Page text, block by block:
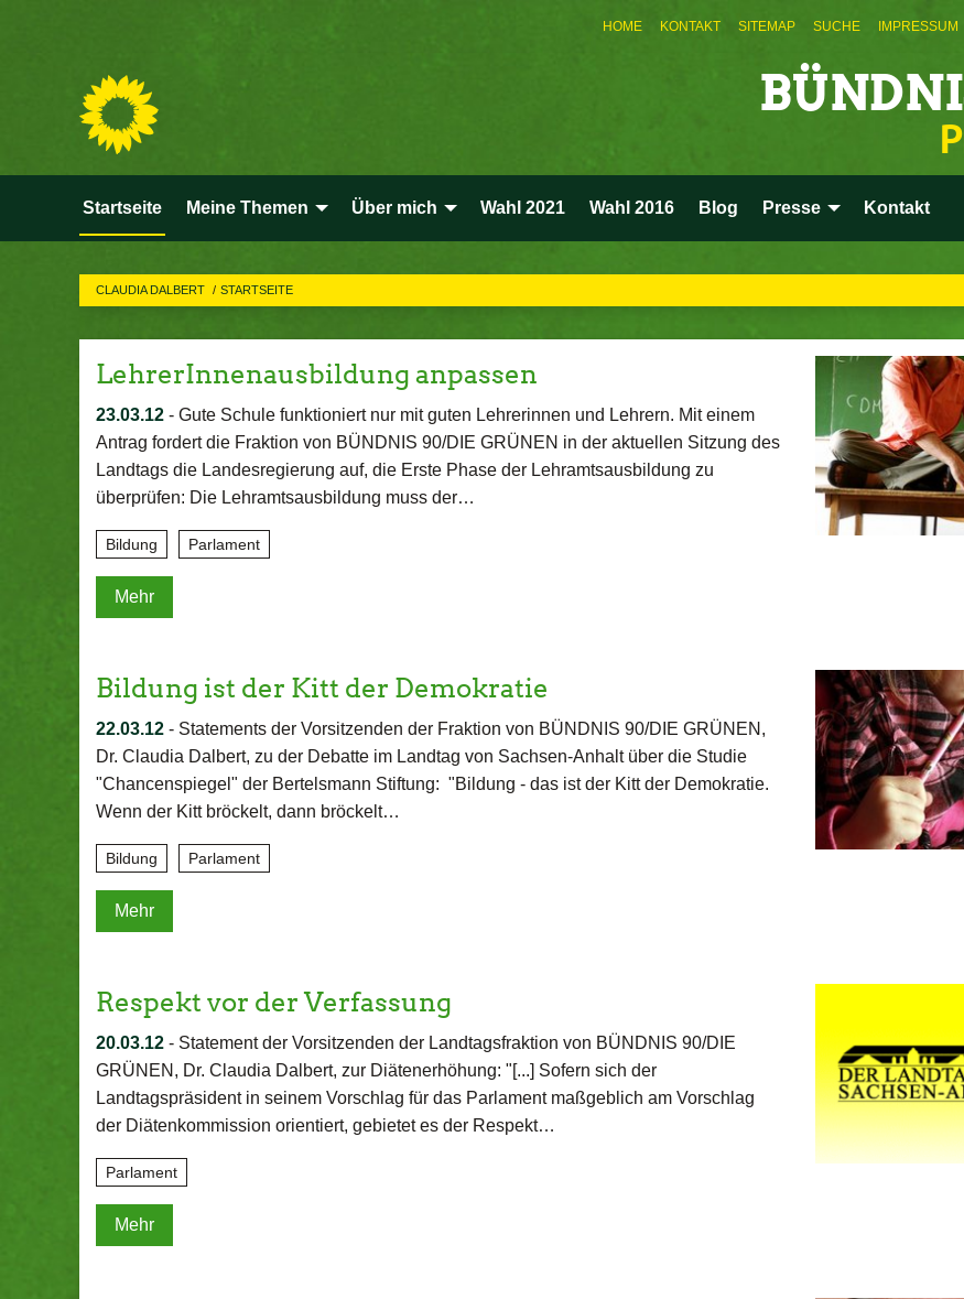
HOME KONTAKT SITEMAP SUCHE IMPRESSUM
Startseite Meine Themen Über mich Wahl 2021 Wahl 2016 Blog Presse Kontakt
CLAUDIA DALBERT STARTSEITE
LehrerInnenausbildung anpassen
23.03.12 - Gute Schule funktioniert nur mit guten Lehrerinnen und Lehrern. Mit einem
Antrag fordert die Fraktion von BÜNDNIS 90/DIE GRÜNEN in der aktuellen Sitzung des
Landtags die Landesregierung auf, die Erste Phase der Lehramtsausbildung zu
überprüfen: Die Lehramtsausbildung muss der…
Bildung Parlament
Mehr
Bildung ist der Kitt der Demokratie
22.03.12 - Statements der Vorsitzenden der Fraktion von BÜNDNIS 90/DIE GRÜNEN,
Dr. Claudia Dalbert, zu der Debatte im Landtag von Sachsen-Anhalt über die Studie
"Chancenspiegel" der Bertelsmann Stiftung: "Bildung - das ist der Kitt der Demokratie.
Wenn der Kitt bröckelt, dann bröckelt…
Bildung Parlament
Mehr
Respekt vor der Verfassung
20.03.12 - Statement der Vorsitzenden der Landtagsfraktion von BÜNDNIS 90/DIE
GRÜNEN, Dr. Claudia Dalbert, zur Diätenerhöhung: "[...] Sofern sich der
Landtagspräsident in seinem Vorschlag für das Parlament maßgeblich am Vorschlag
der Diätenkommission orientiert, gebietet es der Respekt…
Parlament
Mehr